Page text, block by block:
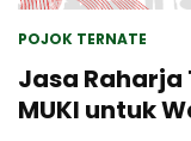
POJOK TERNATE
Jasa Raharja
MUKI untuk